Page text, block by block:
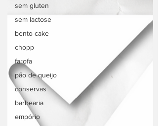
sem gluten
sem lactose
bento cake
chopp
farofa
pão de queijo
conservas
barbearia
empório